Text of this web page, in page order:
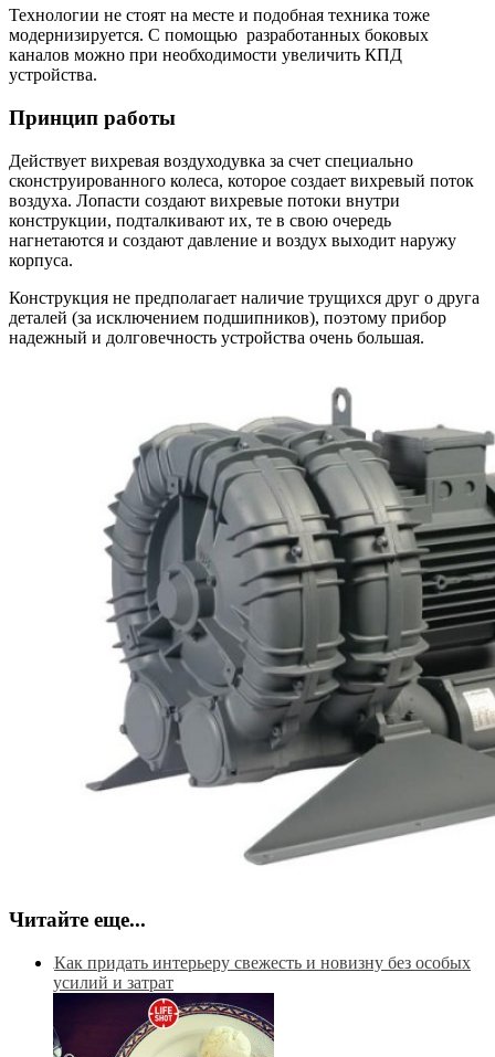
Технологии не стоят на месте и подобная техника тоже
модернизируется. С помощью разработанных боковых
каналов можно при необходимости увеличить КПД
устройства.
Принцип работы
Действует вихревая воздуходувка за счет специально
сконструированного колеса, которое создает вихревый поток
воздуха. Лопасти создают вихревые потоки внутри
конструкции, подталкивают их, те в свою очередь
нагнетаются и создают давление и воздух выходит наружу
корпуса.
Конструкция не предполагает наличие трущихся друг о друга
деталей (за исключением подшипников), поэтому прибор
надежный и долговечность устройства очень большая.
Читайте еще...
Как придать интерьеру свежесть и новизну без особых
усилий и затрат